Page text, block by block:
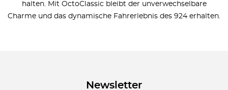
halten. Mit OctoClassic bleibt der unverwechselbare
Charme und das dynamische Fahrerlebnis des 924 erhalten.
Newsletter